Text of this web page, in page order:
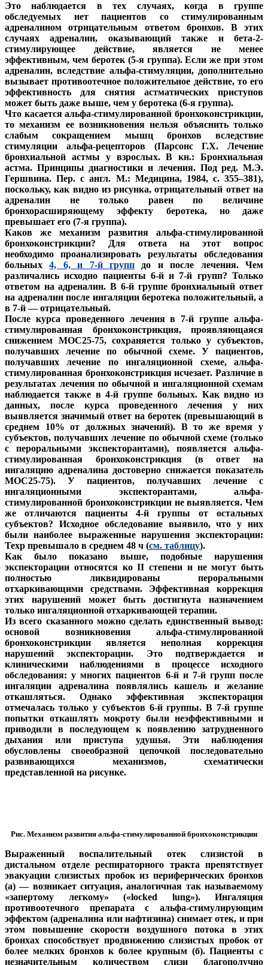
Это наблюдается в тех случаях, когда в группе
обследуемых нет пациентов со стимулированным
адреналином отрицательным ответом бронхов. В этих
случаях адреналин, оказывающий также и бета-2-
стимулирующее действие, является не менее
эффективным, чем беротек (5-я группа). Если же при этом
адреналин, вследствие альфа-стимуляции, дополнительно
вызывает противоотечное положительное действие, то его
эффективность для снятия астматических приступов
может быть даже выше, чем у беротека (6-я группа).
Что касается альфа-стимулированной бронхоконстрикции,
то механизм ее возникновения нельзя объяснить только
слабым сокращением мышц бронхов вследствие
стимуляции альфа-рецепторов (Парсонс Г.Х. Лечение
бронхиальной астмы у взрослых. В кн.: Бронхиальная
астма. Принципы диагностики и лечения. Под ред. М.Э.
Гершвина. Пер. с англ. М.: Медицина, 1984, с. 355–381),
поскольку, как видно из рисунка, отрицательный ответ на
адреналин не только равен по величине
бронхорасширяющему эффекту беротека, но даже
превышает его (7-я группа).
Каков же механизм развития альфа-стимулированной
бронхоконстрикции? Для ответа на этот вопрос
необходимо проанализировать результаты обследования
больных4, 6, и 7-й групп до и после лечения. Чем
различались исходно пациенты 6-й и 7-й групп? Только
ответом на адреналин. В 6-й группе бронхиальный ответ
на адреналин после ингаляции беротека положительный, а
в 7-й — отрицательный.
После курса проведенного лечения в 7-й группе альфа-
стимулированная бронхоконстрикция, проявляющаяся
снижением МОС25-75, сохраняется только у субъектов,
получавших лечение по обычной схеме. У пациентов,
получавших лечение по ингаляционной схеме, альфа-
стимулированная бронхоконстрикция исчезает. Различие в
результатах лечения по обычной и ингаляционной схемам
наблюдается также в 4-й группе больных. Как видно из
данных, после курса проведенного лечения у них
выявляется значимый ответ на беротек (превышающий в
среднем 10% от должных значений). В то же время у
субъектов, получавших лечение по обычной схеме (только
с пероральными экспекторантами), появляется альфа-
стимулированная бронхоконстрикция (в ответ на
ингаляцию адреналина достоверно снижается показатель
МОС25-75). У пациентов, получавших лечение с
ингаляционными экспекторантами, альфа-
стимулированной бронхоконстрикции не выявляется. Чем
же отличаются пациенты 4-й группы от остальных
субъектов? Исходное обследование выявило, что у них
были наиболее выраженные нарушения экспекторации:
Texp превышало в среднем 48 ч (см. таблицу).
Как было показано выше, подобные нарушения
экспекторации относятся ко II степени и не могут быть
полностью ликвидированы пероральными
отхаркивающими средствами. Эффективная коррекция
этих нарушений может быть достигнута назначением
только ингаляционной отхаркивающей терапии.
Из всего сказанного можно сделать единственный вывод:
основой возникновения альфа-стимулированной
бронхоконстрикции является неполная коррекция
нарушений экспекторации. Это подтверждается и
клиническими наблюдениями в процессе исходного
обследования: у многих пациентов 6-й и 7-й групп после
ингаляции адреналина появлялись кашель и желание
откашляться. Однако эффективная экспекторация
отмечалась только у субъектов 6-й группы. В 7-й группе
попытки откашлять мокроту были неэффективными и
приводили в последующем к появлению затрудненного
дыхания или приступа удушья. Эти наблюдения
обусловлены своеобразной цепочкой последовательно
развивающихся механизмов, схематически
представленной на рисунке.
Рис. Механизм развития альфа-стимулированной бронхоконстрикции
Выраженный воспалительный отек слизистой в
дистальном отделе респираторного тракта препятствует
эвакуации слизистых пробок из периферических бронхов
(а) — возникает ситуация, аналогичная так называемому
«запертому легкому» («locked lung»). Ингаляция
противоотечного препарата с альфа-стимулирующим
эффектом (адреналина или нафтизина) снимает отек, и при
этом повышение скорости воздушного потока в этих
бронхах способствует продвижению слизистых пробок от
более мелких бронхов к более крупным (б). Пациенты с
незначительным количеством слизи благополучно